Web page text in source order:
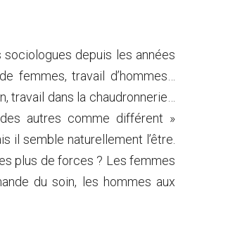
depuis les années
femmes, travail d’hommes…
travail dans la chaudronnerie…
autres comme différent »
il semble naturellement l’être.
plus de forces ? Les femmes
du soin, les hommes aux